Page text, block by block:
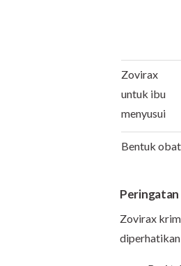
Zovirax
untuk ibu
menyusui
Bentuk obat
Peringatan
Zovirax